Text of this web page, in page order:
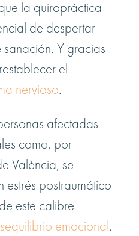
la quiropráctica
de despertar
sanación. Y gracias
el
nervioso.
afectadas
como, por
València, se
estrés postraumático
este calibre
emocional .